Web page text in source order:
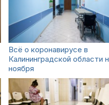
Всё о коронавирусе в
Калининградской области
ноября